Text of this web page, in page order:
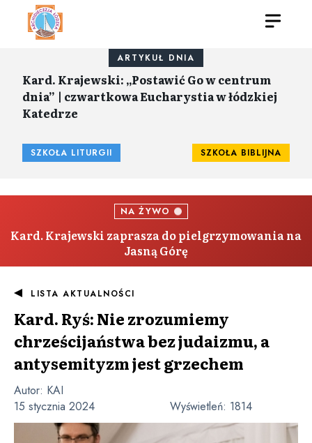
ARTYKUŁ DNIA
Kard. Krajewski: „Postawić Go w centrum
dnia” | czwartkowa Eucharystia w łódzkiej
Katedrze
SZKOŁA LITURGII SZKOŁA BIBLIJNA
NA ŻYWO
Kard. Krajewski zaprasza do pielgrzymowania na
Jasną Górę
LISTA AKTUALNOŚCI
Kard. Ryś: Nie zrozumiemy
chrześcijaństwa bez judaizmu, a
antysemityzm jest grzechem
Autor: KAI
15 stycznia 2024
Wyświetleń: 1814